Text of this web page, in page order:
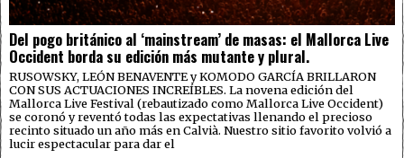
Del pogo británico al ‘mainstream’ de masas: el Mallorca Live
Occident borda su edición más mutante y plural.
RUSOWSKY, LEÓN BENAVENTE y KOMODO GARCÍA BRILLARON
CON SUS ACTUACIONES INCREÍBLES. La novena edición del
Mallorca Live Festival (rebautizado como Mallorca Live Occident)
se coronó y reventó todas las expectativas llenando el precioso
recinto situado un año más en Calvià. Nuestro sitio favorito volvió a
lucir espectacular para dar el